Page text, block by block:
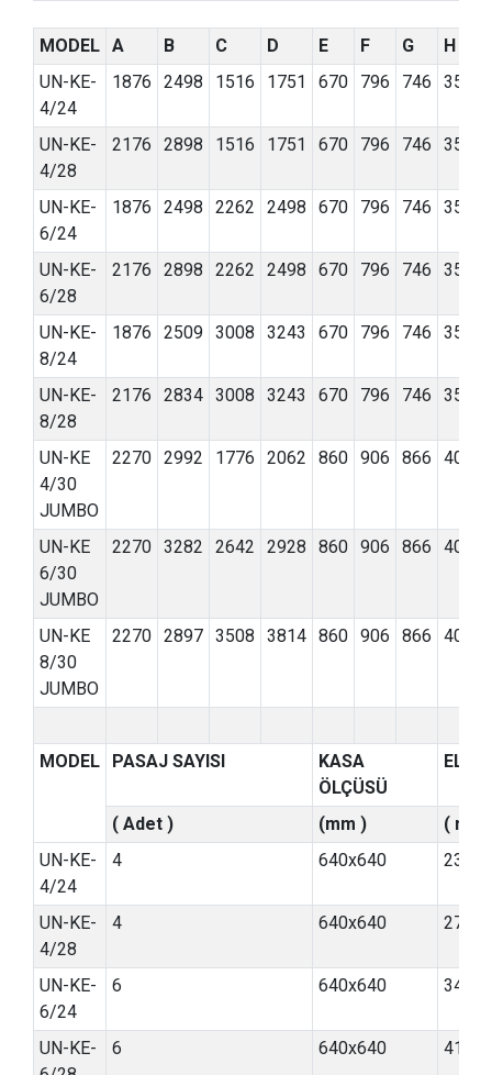
MODEL A B C D E F G H
UN-KE-
4/24
1876 2498 1516 1751 670 796 746 350
UN-KE-
4/28
2176 2898 1516 1751 670 796 746 350
UN-KE-
6/24
1876 2498 2262 2498 670 796 746 350
UN-KE-
6/28
2176 2898 2262 2498 670 796 746 350
UN-KE-
8/24
1876 2509 3008 3243 670 796 746 350
UN-KE-
8/28
2176 2834 3008 3243 670 796 746 350
UN-KE
4/30
JUMBO
2270 2992 1776 2062 860 906 866 400
UN-KE
6/30
JUMBO
2270 3282 2642 2928 860 906 866 400
UN-KE
8/30
JUMBO
2270 2897 3508 3814 860 906 866 400
MODEL PASAJ SAYISI
KASA
ÖLÇÜSÜ
( Adet ) (mm )
( m²)
UN-KE-
4/24
4 640x640 23,3-
UN-KE-
4/28
4 640x640 27,9-
UN-KE-
6/24
6 640x640 34,9-
UN-KE-
6 640x640 41,9-